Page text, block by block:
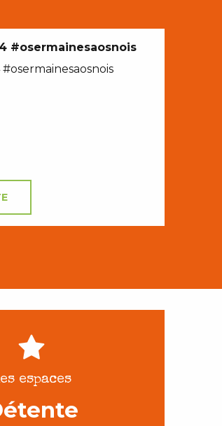
#osermainesaosnois
espaces